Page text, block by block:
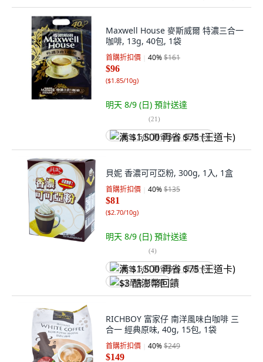
Maxwell House 麥斯威爾 特濃三合一
咖啡, 13g, 40包, 1袋
首購折扣價 40%$161
$96
($1.85/10g)
明天 8/9 (日) 預計送達
(21)
满 $1,500 再省 $75 (王道卡)
貝妮 香濃可可亞粉, 300g, 1入, 1盒
首購折扣價 40%$135
$81
($2.70/10g)
明天 8/9 (日) 預計送達
(4)
满 $1,500 再省 $75 (王道卡)
$3 酷澎幣回饋
RICHBOY 富家仔 南洋風味白咖啡 三
合一 經典原味, 40g, 15包, 1袋
首購折扣價 40%$249
$149